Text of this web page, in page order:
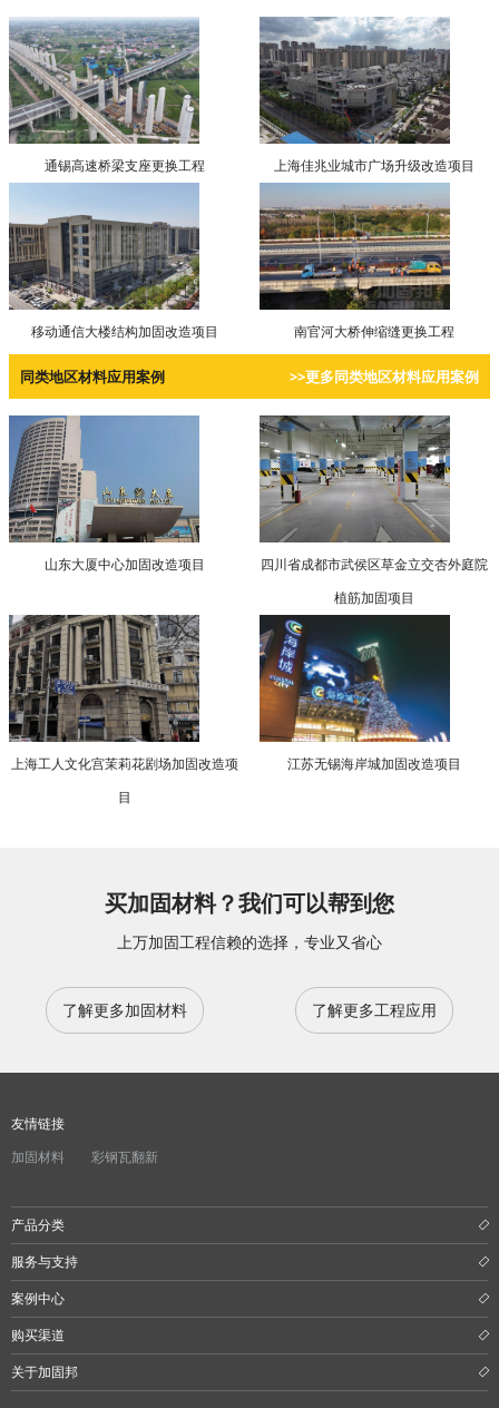
通锡高速桥梁支座更换工程 上海佳兆业城市广场升级改造项目
移动通信大楼结构加固改造项目 南官河大桥伸缩缝更换工程
同类地区材料应用案例 >>更多同类地区材料应用案例
山东大厦中心加固改造项目
四川省成都市武侯区草金立交杏外庭院
植筋加固项目
上海工人文化宫茉莉花剧场加固改造项
目
江苏无锡海岸城加固改造项目
买加固材料？我们可以帮到您
上万加固工程信赖的选择，专业又省心
了解更多加固材料 了解更多工程应用
友情链接
加固材料
彩钢瓦翻新
产品分类
服务与支持
案例中心
购买渠道
关于加固邦